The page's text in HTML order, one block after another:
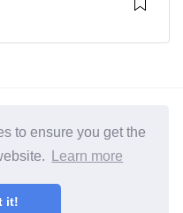
to ensure you get the
Learn more
it!